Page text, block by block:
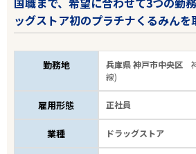
ッグストア初のプラチナくるみんを
勤務地 兵庫県 神戸市中央区
線)
雇用形態 正社員
業種 ドラッグストア